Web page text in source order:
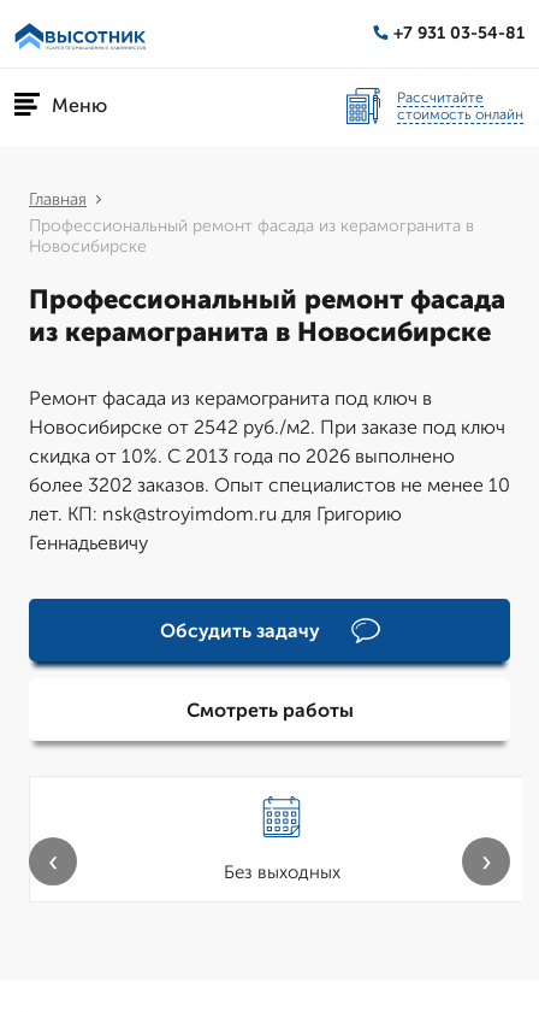
+7 931 03-54-81
Меню
Рассчитайте
стоимость онлайн
Главная
Профессиональный ремонт фасада из керамогранита в
Новосибирске
Профессиональный ремонт фасада
из керамогранита в Новосибирске
Ремонт фасада из керамогранита под ключ в
Новосибирске от 2542 руб./м2. При заказе под ключ
скидка от 10%. С 2013 года по 2026 выполнено
более 3202 заказов. Опыт специалистов не менее 10
лет. КП: nsk@stroyimdom.ru для Григорию
Геннадьевичу
Обсудить задачу
Смотреть работы
Без выходных
‹ ›